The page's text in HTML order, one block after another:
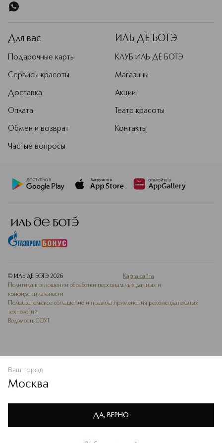
Политике конфиденциальности
В КОРЗИНУ
Для вас
Подарочные карты
Сервисы красоты
Доставка
Оплата
Обмен и возврат
Частые вопросы
ИЛЬ ДЕ БОТЭ
КЛУБ ИЛЬ ДЕ БОТЭ
Магазины
Акции
Театр красоты
Контакты
© ИЛЬ ДЕ БОТЭ 2026
Карта сайта
Политика в отношении обработки персональных данных и
конфиденциальности
Пользовательское соглашение и правила применения рекомендательных
технологий
Ведомость СОУТ
Ваш город
Москва
ДА, ВЕРНО